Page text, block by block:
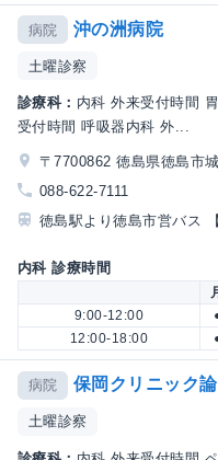
病院 沖の洲病院
土曜診察
診療科： 内科 外来受付時間
受付時間 呼吸器内科 外...
〒7700862 徳島県徳島市
088-622-7111
徳島駅より徳島市営バス
内科 診療時間
9:00-12:00
12:00-18:00
病院 保岡クリニック
土曜診察